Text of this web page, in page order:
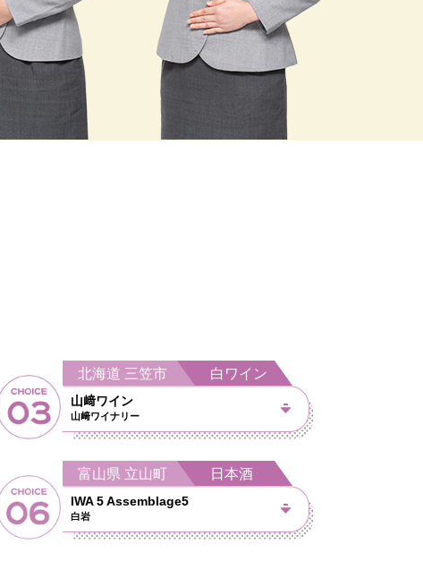
北海道 三笠市 白ワイン
山﨑ワイン
山﨑ワイナリー
富山県 立山町 日本酒
IWA 5 Assemblage5
白岩